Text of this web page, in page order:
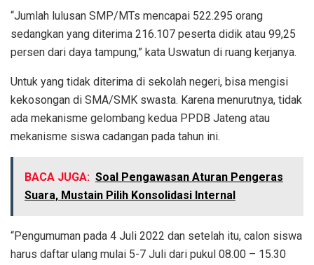
“Jumlah lulusan SMP/MTs mencapai 522.295 orang
sedangkan yang diterima 216.107 peserta didik atau 99,25
persen dari daya tampung,” kata Uswatun di ruang kerjanya.
Untuk yang tidak diterima di sekolah negeri, bisa mengisi
kekosongan di SMA/SMK swasta. Karena menurutnya, tidak
ada mekanisme gelombang kedua PPDB Jateng atau
mekanisme siswa cadangan pada tahun ini.
BACA JUGA: Soal Pengawasan Aturan Pengeras
Suara, Mustain Pilih Konsolidasi Internal
“Pengumuman pada 4 Juli 2022 dan setelah itu, calon siswa
harus daftar ulang mulai 5-7 Juli dari pukul 08.00 – 15.30